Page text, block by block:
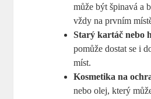
může být špinavá a
vždy na prvním
Starý kartáč nebo
pomůže dostat se i
míst.
Kosmetika na
nebo olej, který